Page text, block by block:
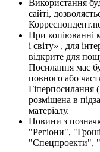
Використання
сайті,
При копіюванні
і світу» , для
відкрите для
Посилання має
повного або
Гіперпосилання
розміщена в
матеріалу.
Новини з
"Регіони",
"Спецпроекти",